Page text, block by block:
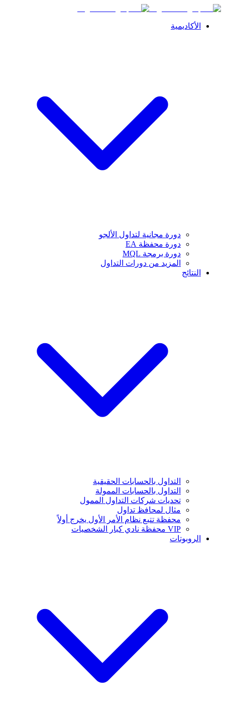
الأكاديمية
دورة مجانية لتداول الألجو
دورة محفظة EA
دورة برمجة MQL
المزيد من دورات التداول
النتائج
التداول بالحسابات الحقيقية
التداول بالحسابات الممولة
تحديات شركات التداول الممول
مثال لمحافظ تداول
محفظة تتبع نظام الأمر الأول يخرج أولاً
VIP محفظة نادي كبار الشخصيات
الروبوتات